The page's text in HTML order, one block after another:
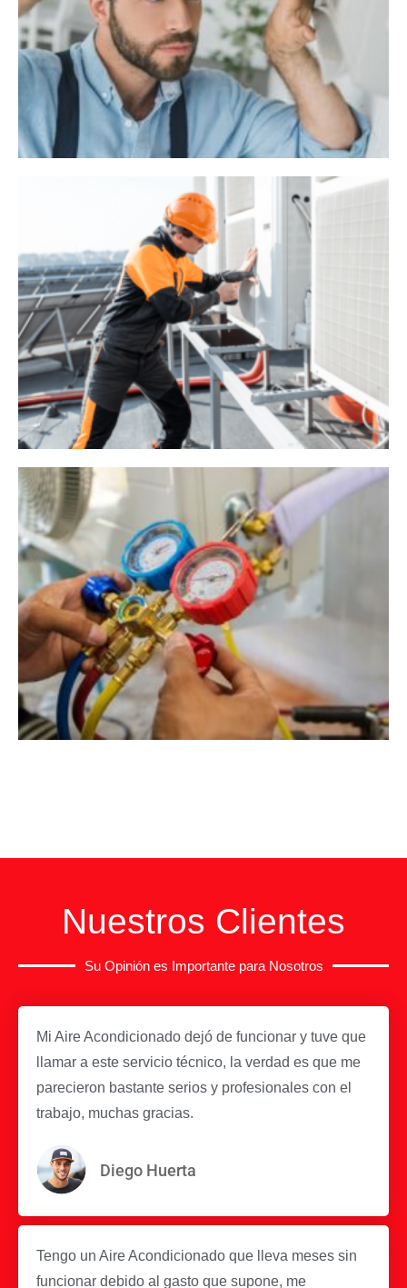
Nuestros Clientes
Su Opinión es Importante para Nosotros
Mi Aire Acondicionado dejó de funcionar y tuve que
llamar a este servicio técnico, la verdad es que me
parecieron bastante serios y profesionales con el
trabajo, muchas gracias.
Diego Huerta
Tengo un Aire Acondicionado que lleva meses sin
funcionar debido al gasto que supone, me